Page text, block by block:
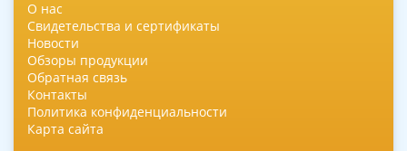
О нас
Свидетельства и сертификаты
Новости
Обзоры продукции
Обратная связь
Контакты
Политика конфиденциальности
Карта сайта